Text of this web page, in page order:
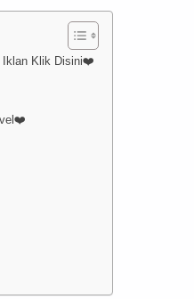
Iklan Klik Disini❤️